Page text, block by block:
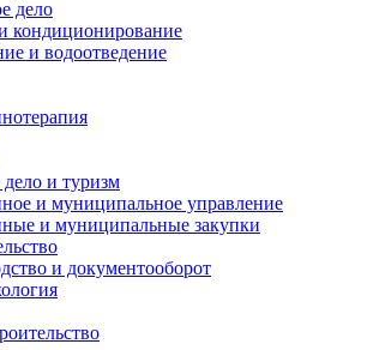
дело
кондиционирование
и водоотведение
и туризм
и муниципальное управление
и муниципальные закупки
и документооборот